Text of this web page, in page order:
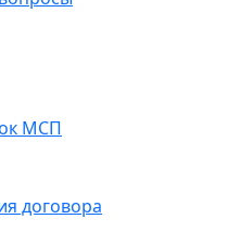
МСП
договора